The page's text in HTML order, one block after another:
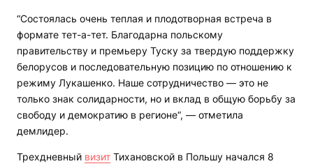
“Состоялась очень теплая и плодотворная встреча в
формате тет-а-тет. Благодарна польскому
правительству и премьеру Туску за твердую поддержку
белорусов и последовательную позицию по отношению к
режиму Лукашенко. Наше сотрудничество — это не
только знак солидарности, но и вклад в общую борьбу за
свободу и демократию в регионе“, — отметила
демлидер.
Трехдневный визит Тихановской в Польшу начался 8